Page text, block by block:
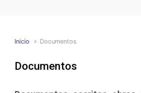
Inicio Documentos
Documentos